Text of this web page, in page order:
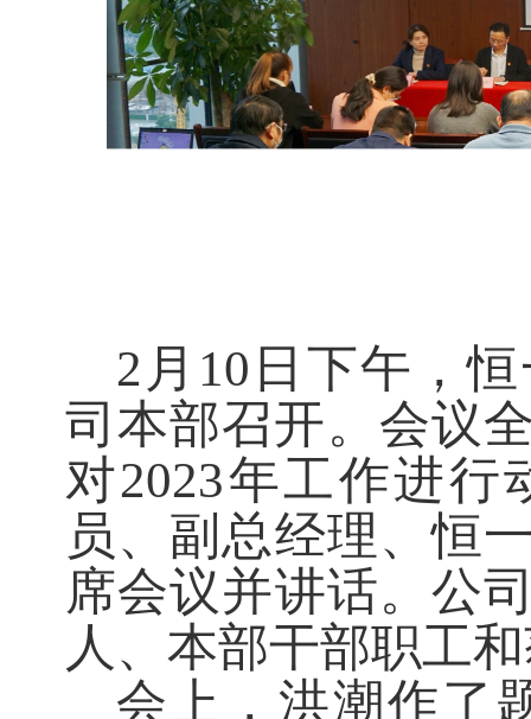
2月10日下午，
司本部召开。会议
对2023年工作进
员、副总经理、恒
席会议并讲话。公
人、本部干部职工
会上，洪潮作了